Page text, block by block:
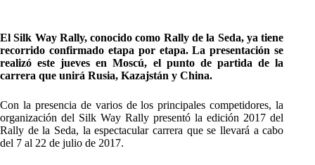
El Silk Way Rally, conocido como Rally de la Seda, ya tiene
recorrido confirmado etapa por etapa. La presentación se
realizó este jueves en Moscú, el punto de partida de la
carrera que unirá Rusia, Kazajstán y China.
Con la presencia de varios de los principales competidores, la
organización del Silk Way Rally presentó la edición 2017 del
Rally de la Seda, la espectacular carrera que se llevará a cabo
del 7 al 22 de julio de 2017.